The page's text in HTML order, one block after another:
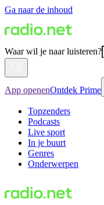
Ga naar de inhoud
Waar wil je naar luisteren?
App openenOntdek Prime
Topzenders
Podcasts
Live sport
In je buurt
Genres
Onderwerpen